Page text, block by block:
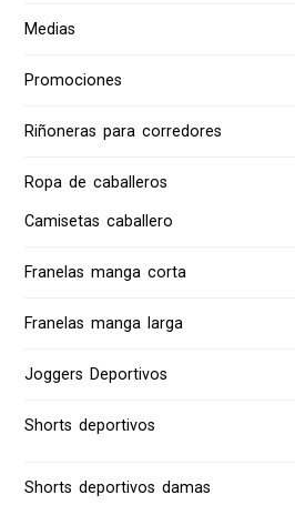
Medias
Promociones
Riñoneras para corredores
Ropa de caballeros
Camisetas caballero
Franelas manga corta
Franelas manga larga
Joggers Deportivos
Shorts deportivos
Shorts deportivos damas